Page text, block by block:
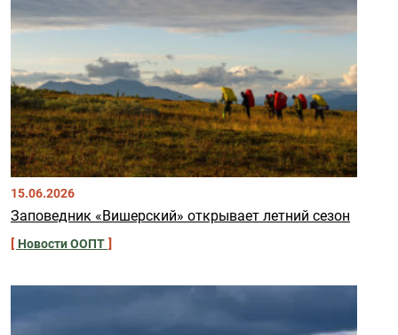
15.06.2026
Заповедник «Вишерский» открывает летний сезон
Новости ООПТ